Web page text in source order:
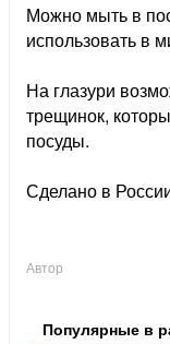
Можно мыть в
использовать в
На глазури
трещинок,
посуды.
Сделано в
Автор
Популярные в